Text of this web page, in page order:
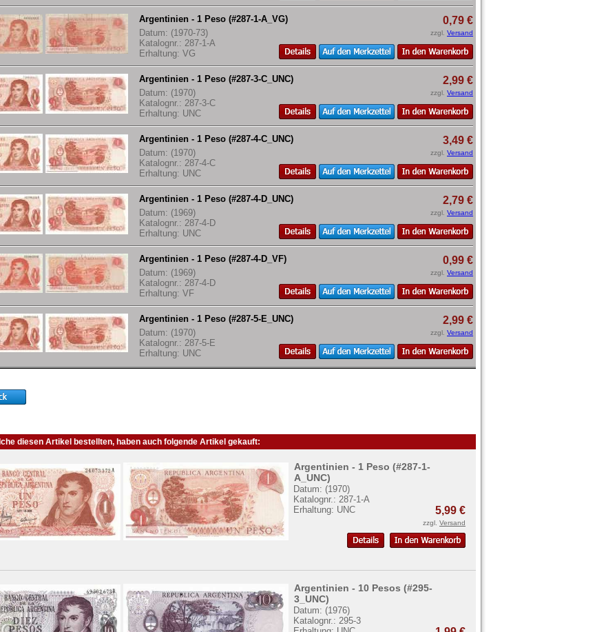
Argentinien - 1 Peso (#287-1-A_VG)
Datum: (1970-73)
Katalognr.: 287-1-A
Erhaltung: VG
0,79 €
zzgl. Versand
Argentinien - 1 Peso (#287-3-C_UNC)
Datum: (1970)
Katalognr.: 287-3-C
Erhaltung: UNC
2,99 €
zzgl. Versand
Argentinien - 1 Peso (#287-4-C_UNC)
Datum: (1970)
Katalognr.: 287-4-C
Erhaltung: UNC
3,49 €
zzgl. Versand
Argentinien - 1 Peso (#287-4-D_UNC)
Datum: (1969)
Katalognr.: 287-4-D
Erhaltung: UNC
2,79 €
zzgl. Versand
Argentinien - 1 Peso (#287-4-D_VF)
Datum: (1969)
Katalognr.: 287-4-D
Erhaltung: VF
0,99 €
zzgl. Versand
Argentinien - 1 Peso (#287-5-E_UNC)
Datum: (1970)
Katalognr.: 287-5-E
Erhaltung: UNC
2,99 €
zzgl. Versand
diesen Artikel bestellten, haben auch folgende Artikel gekauft:
Argentinien - 1 Peso (#287-1-
A_UNC)
Datum: (1970)
Katalognr.: 287-1-A
Erhaltung: UNC
5,99 €
zzgl. Versand
Argentinien - 10 Pesos (#295-
3_UNC)
Datum: (1976)
Katalognr.: 295-3